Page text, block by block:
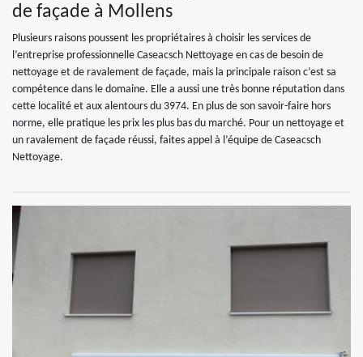
de façade à Mollens
Plusieurs raisons poussent les propriétaires à choisir les services de
l’entreprise professionnelle Caseacsch Nettoyage en cas de besoin de
nettoyage et de ravalement de façade, mais la principale raison c’est sa
compétence dans le domaine. Elle a aussi une très bonne réputation dans
cette localité et aux alentours du 3974. En plus de son savoir-faire hors
norme, elle pratique les prix les plus bas du marché. Pour un nettoyage et
un ravalement de façade réussi, faites appel à l’équipe de Caseacsch
Nettoyage.